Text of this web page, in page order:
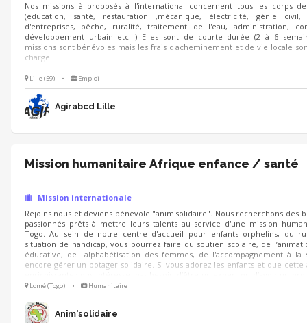
Nos missions à proposés à l'international concernent tous les corps
(éducation, santé, restauration ,mécanique, électricité, génie civil,
d'entreprises, pêche, ruralité, traitement de l'eau, administration,
développement urbain etc...) Elles sont de courte durée (2 à 6
missions sont bénévoles mais les frais d'acheminement et de vie locale
charge.
Lille (59) • Emploi
Agirabcd Lille
Mission humanitaire Afrique enfance / santé
Mission internationale
Rejoins nous et deviens bénévole "anim'solidaire". Nous recherchons des
passionnés prêts à mettre leurs talents au service d'une mission
Togo. Au sein de notre centre d'accueil pour enfants orphelins, du
situation de handicap, vous pourrez faire du soutien scolaire, de
éducative, de l'alphabétisation des femmes, de l'accompagnement à la
encore gérer un potager solidaire. Si vous adorez les enfants et que cette
c’est avant tout une question d’envie. Seul.e ou à plusieurs,
accompagné.e.s dans votre démarche.
Lomé (Togo) • Humanitaire
Anim'solidaire